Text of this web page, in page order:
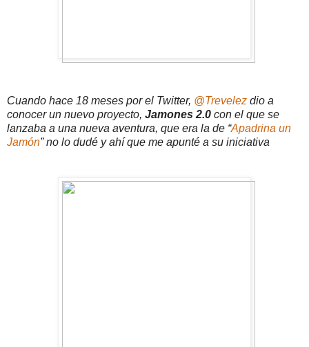
Cuando hace 18 meses por el Twitter, @Trevelez dio a
conocer un nuevo proyecto, Jamones 2.0 con el que se
lanzaba a una nueva aventura, que era la de “Apadrina un
Jamón” no lo dudé y ahí que me apunté a su iniciativa